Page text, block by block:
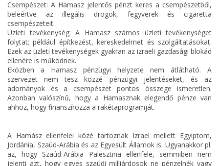
Csempészet: A Hamasz jelentős pénzt keres a csempészetből,
beleértve az illegális drogok, fegyverek és cigaretta
csempészeteit.
Üzleti tevékenység: A Hamasz számos üzleti tevékenységet
folytat; például építkezést, kereskedelmet és szolgáltatásokat.
Ezek az üzleti tevékenységek gyakran az izraeli gazdasági blokád
ellenére is működnek.
Eközben a Hamasz pénzügyi helyzete nem átlátható. A
szervezet nem tesz közzé pénzügyi jelentéseket, és az
adományok és a csempészet pontos összege ismeretlen.
Azonban valószínű, hogy a Hamasznak elegendő pénze van
ahhoz, hogy finanszírozza a rakétaprogramját.
A Hamász ellenfelei közé tartoznak Izrael mellett Egyiptom,
Jordánia, Szaúd-Arábia és az Egyesült Államok is. Ugyanakkor pl.
az, hogy Szaúd-Arábia Palesztina ellenfele, semmiben nem
jelenti azt, hogy egyes szaúdi milliárdosok ne pénzelnék vagy